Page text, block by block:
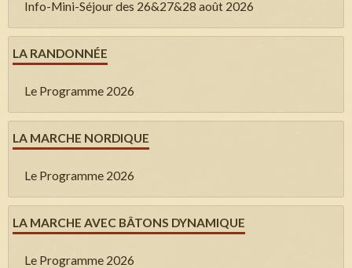
Info-Mini-Séjour des 26&27&28 août 2026
LA RANDONNÉE
Le Programme 2026
LA MARCHE NORDIQUE
Le Programme 2026
LA MARCHE AVEC BÂTONS DYNAMIQUE
Le Programme 2026